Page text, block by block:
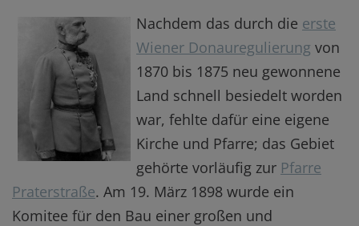
Nachdem das durch die erste
Wiener Donauregulierung von
1870 bis 1875 neu gewonnene
Land schnell besiedelt worden
war, fehlte dafür eine eigene
Kirche und Pfarre; das Gebiet
gehörte vorläufig zur Pfarre
Praterstraße. Am 19. März 1898 wurde ein
Komitee für den Bau einer großen und